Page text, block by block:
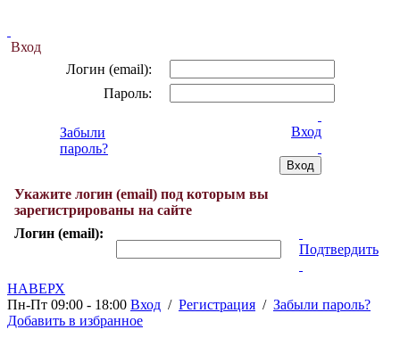
Вход
Логин (email):
Пароль:
Забыли
пароль?
Вход
Укажите логин (email) под которым вы
зарегистрированы на сайте
Логин (email):
Подтвердить
НАВЕРХ
Пн-Пт 09:00 - 18:00 Вход / Регистрация / Забыли пароль?
Добавить в избранное